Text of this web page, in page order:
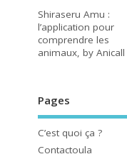
Shiraseru Amu :
l’application pour
comprendre les
animaux, by Anicall
Pages
C’est quoi ça ?
Contactoula